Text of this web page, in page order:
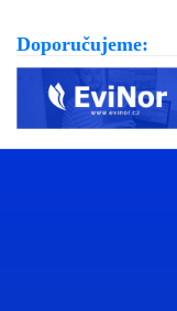
Doporučujeme: